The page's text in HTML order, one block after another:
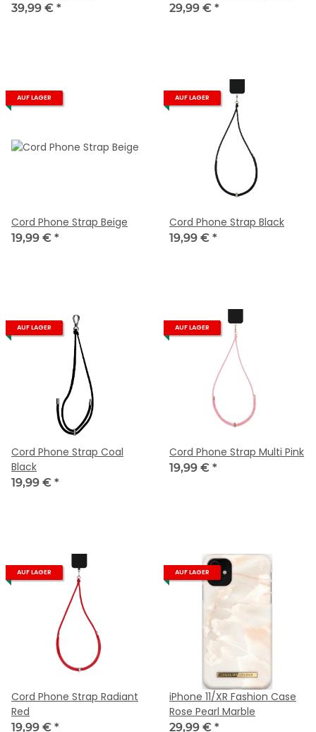
39,99 € * 29,99 € *
AUF LAGER
Cord Phone Strap Beige
19,99 € *
AUF LAGER
Cord Phone Strap Black
19,99 € *
AUF LAGER
Cord Phone Strap Coal
Black
19,99 € *
AUF LAGER
Cord Phone Strap Multi Pink
19,99 € *
AUF LAGER
Cord Phone Strap Radiant
Red
19,99 € *
AUF LAGER
iPhone 11/XR Fashion Case
Rose Pearl Marble
29,99 € *